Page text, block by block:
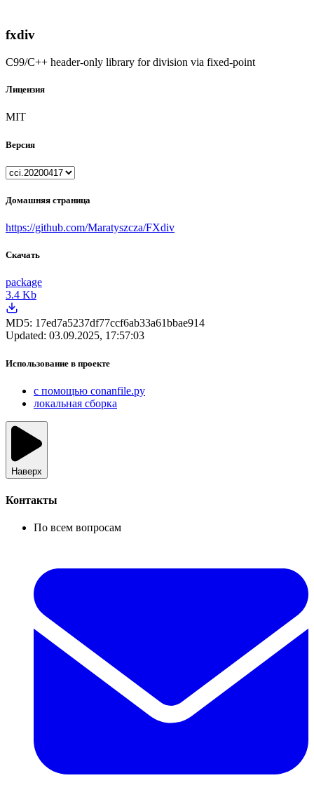
fxdiv
C99/C++ header-only library for division via fixed-point
Лицензия
MIT
Версия
Домашняя страница
https://github.com/Maratyszcza/FXdiv
Скачать
package
3.4 Kb
MD5: 17ed7a5237df77ccf6ab33a61bbae914
Updated: 03.09.2025, 17:57:03
Использование в проекте
с помощью conanfile.py
локальная сборка
Наверх
Контакты
По всем вопросам